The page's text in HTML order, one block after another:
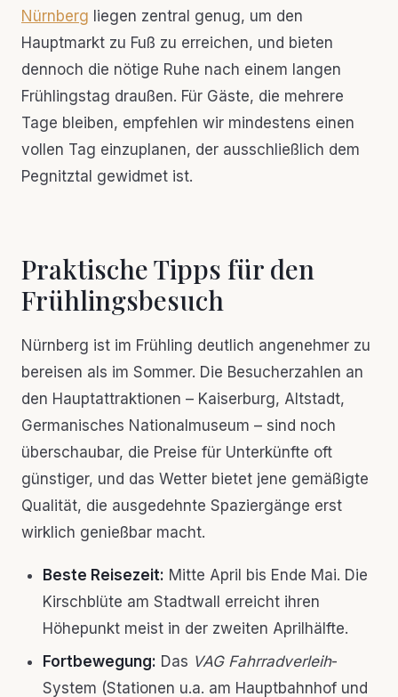
Nürnberg liegen zentral genug, um den
Hauptmarkt zu Fuß zu erreichen, und bieten
dennoch die nötige Ruhe nach einem langen
Frühlingstag draußen. Für Gäste, die mehrere
Tage bleiben, empfehlen wir mindestens einen
vollen Tag einzuplanen, der ausschließlich dem
Pegnitztal gewidmet ist.
Praktische Tipps für den
Frühlingsbesuch
Nürnberg ist im Frühling deutlich angenehmer zu
bereisen als im Sommer. Die Besucherzahlen an
den Hauptattraktionen – Kaiserburg, Altstadt,
Germanisches Nationalmuseum – sind noch
überschaubar, die Preise für Unterkünfte oft
günstiger, und das Wetter bietet jene gemäßigte
Qualität, die ausgedehnte Spaziergänge erst
wirklich genießbar macht.
Beste Reisezeit: Mitte April bis Ende Mai. Die
Kirschblüte am Stadtwall erreicht ihren
Höhepunkt meist in der zweiten Aprilhälfte.
Fortbewegung: Das VAG Fahrradverleih-
System (Stationen u.a. am Hauptbahnhof und